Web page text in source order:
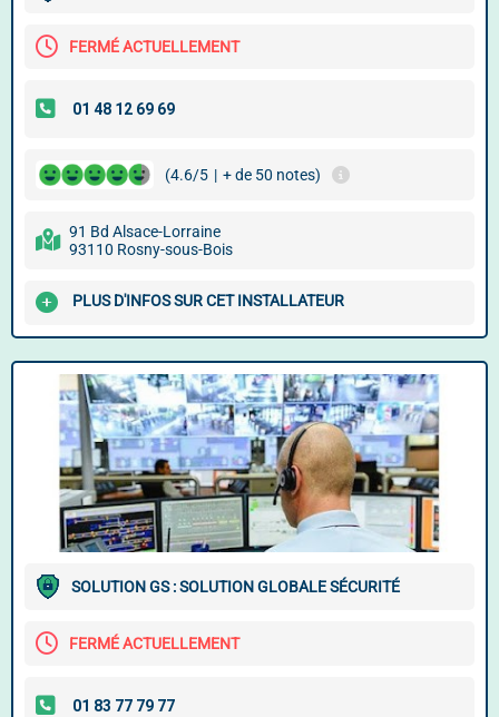
FERMÉ ACTUELLEMENT
(4.6/5 | + de 50 notes)
91 Bd Alsace-Lorraine
93110 Rosny-sous-Bois
PLUS D'INFOS SUR CET INSTALLATEUR
SOLUTION GS : SOLUTION GLOBALE SÉCURITÉ
FERMÉ ACTUELLEMENT